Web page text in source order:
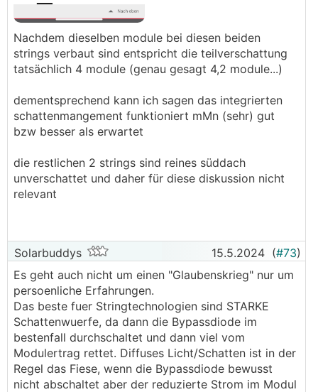
Nachdem dieselben module bei diesen beiden
strings verbaut sind entspricht die teilverschattung
tatsächlich 4 module (genau gesagt 4,2 module...)
dementsprechend kann ich sagen das integrierten
schattenmangement funktioniert mMn (sehr) gut
bzw besser als erwartet
die restlichen 2 strings sind reines süddach
unverschattet und daher für diese diskussion nicht
relevant
Solarbuddys 15.5.2024 (#73)
Es geht auch nicht um einen "Glaubenskrieg" nur um
persoenliche Erfahrungen.
Das beste fuer Stringtechnologien sind STARKE
Schattenwuerfe, da dann die Bypassdiode im
bestenfall durchschaltet und dann viel vom
Modulertrag rettet. Diffuses Licht/Schatten ist in der
Regel das Fiese, wenn die Bypassdiode bewusst
nicht abschaltet aber der reduzierte Strom im Modul